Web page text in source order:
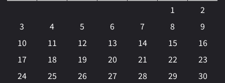
1
2
3
4 5 6 7 8
9
10
11 12 13 14 15
16
17
18 19 20 21 22
23
24
25 26 27 28 29
30